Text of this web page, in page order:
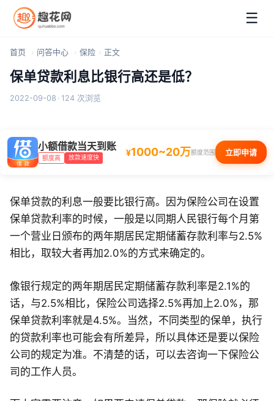
☰
首页 问答中心 保险 正文
保单贷款利息比银行高还是低？
2022-09-08 · 124 次浏览
小额借款当天到账
额度高 放款速度快 ¥1000~20万额度范围 立即申请
保单贷款的利息一般要比银行高。因为保险公司在设置
保单贷款利率的时候，一般是以同期人民银行每个月第
一个营业日颁布的两年期居民定期储蓄存款利率与2.5%
相比，取较大者再加2.0%的方式来确定的。
像银行规定的两年期居民定期储蓄存款利率是2.1%的
话，与2.5%相比，保险公司选择2.5%再加上2.0%，那
保单贷款利率就是4.5%。当然，不同类型的保单，执行
的贷款利率也可能会有所差异，所以具体还是要以保险
公司的规定为准。不清楚的话，可以去咨询一下保险公
司的工作人员。